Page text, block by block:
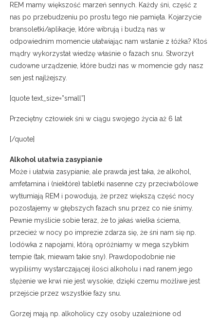
REM mamy większość marzeń sennych. Każdy śni, część z
nas po przebudzeniu po prostu tego nie pamięta. Kojarzycie
bransoletki/aplikacje, które wibrują i budzą nas w
odpowiednim momencie ułatwiając nam wstanie z łóżka? Ktoś
mądry wykorzystał wiedzę właśnie o fazach snu. Stworzył
cudowne urządzenie, które budzi nas w momencie gdy nasz
sen jest najlżejszy.
[quote text_size=”small”]
Przeciętny człowiek śni w ciągu swojego życia aż 6 lat
[/quote]
Alkohol ułatwia zasypianie
Może i ułatwia zasypianie, ale prawda jest taka, że alkohol,
amfetamina i (niektóre) tabletki nasenne czy przeciwbólowe
wytłumiają REM i powodują, że przez większą część nocy
pozostajemy w głębszych fazach snu przez co nie śnimy.
Pewnie myślicie sobie teraz, że to jakaś wielka ściema,
przecież w nocy po imprezie zdarza się, że śni nam się np.
lodówka z napojami, którą opróżniamy w mega szybkim
tempie (tak, miewam takie sny). Prawdopodobnie nie
wypiliśmy wystarczającej ilości alkoholu i nad ranem jego
stężenie we krwi nie jest wysokie, dzięki czemu możliwe jest
przejście przez wszystkie fazy snu.
Gorzej mają np. alkoholicy czy osoby uzależnione od